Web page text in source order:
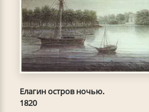
Елагин остров ночью.
1820